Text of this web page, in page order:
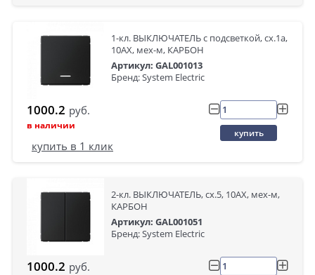
1-кл. ВЫКЛЮЧАТЕЛЬ с подсветкой, сх.1а,
10АХ, мех-м, КАРБОН
Артикул: GAL001013
Бренд: System Electric
1000.2 руб.
в наличии
купить
купить в 1 клик
2-кл. ВЫКЛЮЧАТЕЛЬ, сх.5, 10АХ, мех-м,
КАРБОН
Артикул: GAL001051
Бренд: System Electric
1000.2 руб.